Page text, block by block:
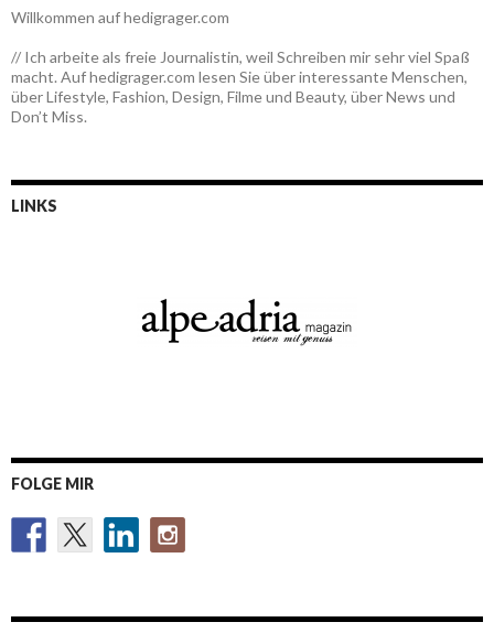
Willkommen auf hedigrager.com
// Ich arbeite als freie Journalistin, weil Schreiben mir sehr viel Spaß
macht. Auf hedigrager.com lesen Sie über interessante Menschen,
über Lifestyle, Fashion, Design, Filme und Beauty, über News und
Don’t Miss.
LINKS
FOLGE MIR